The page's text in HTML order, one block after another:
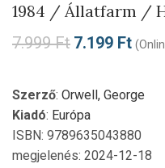
1984 / Állatfarm /
7.999Ft 7.199 Ft
Szerző: Orwell, George
Kiadó: Európa
ISBN: 9789635043880
megjelenés: 2024-12-18